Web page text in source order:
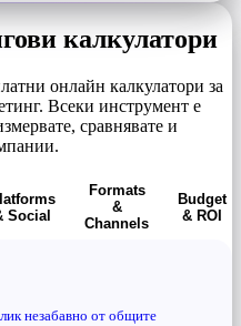
калкулатори
онлайн калкулатори за
Всеки инструмент е
сравнявате и
Social
Formats
&
Channels
Budget
& ROI
незабавно от общите